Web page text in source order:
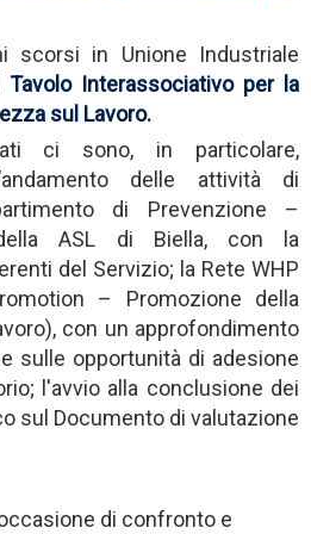
scorsi in Unione Industriale
Tavolo Interassociativo per la
sul Lavoro.
ci sono, in particolare,
delle attività di
di Prevenzione –
della ASL di Biella, con la
del Servizio; la Rete WHP
– Promozione della
con un approfondimento
sulle opportunità di adesione
l'avvio alla conclusione dei
sul Documento di valutazione
di confronto e